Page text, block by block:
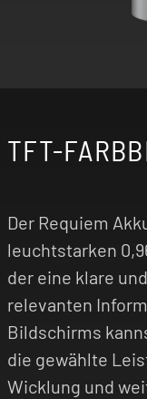
TFT-
Der Requiem
leuchtstarken
der eine klare
relevanten
Bildschirms
die gewählte
Wicklung und